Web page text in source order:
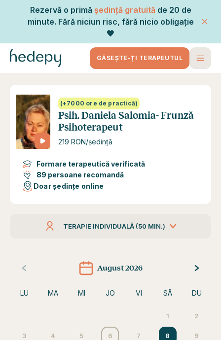
Rezervă o primă ședință gratuită de 20 de
minute. Fără niciun risc, fără nicio obligație
🧡
GĂSEȘTE-ȚI TERAPEUTUL
(+7000 ore de practică)
Psih. Daniela Salomia- Frunză
Psihoterapeut
219 RON/ședință
Formare terapeutică verificată
89 persoane recomandă
Doar ședințe online
TERAPIE INDIVIDUALĂ (50 MIN.)
August 2026
LU MA MI JO VI SÂ DU
1 2
3 4 5 6 7 8 9